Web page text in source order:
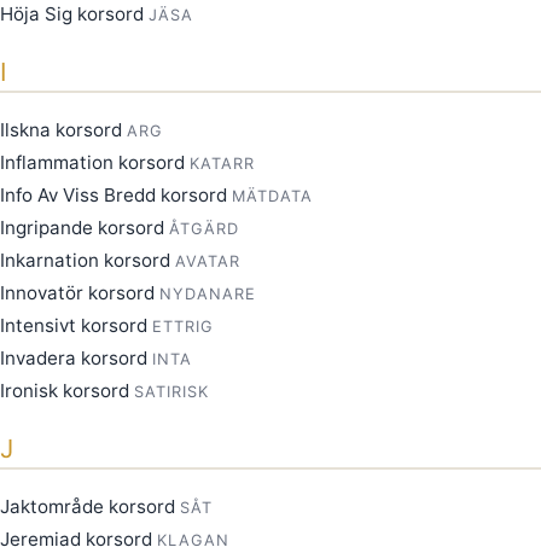
Höja Sig korsord JÄSA
I
Ilskna korsord ARG
Inflammation korsord KATARR
Info Av Viss Bredd korsord MÄTDATA
Ingripande korsord ÅTGÄRD
Inkarnation korsord AVATAR
Innovatör korsord NYDANARE
Intensivt korsord ETTRIG
Invadera korsord INTA
Ironisk korsord SATIRISK
J
Jaktområde korsord SÅT
Jeremiad korsord KLAGAN